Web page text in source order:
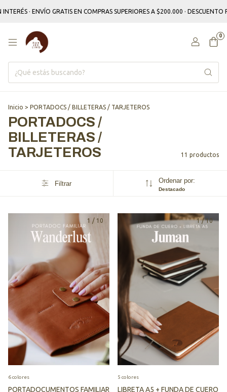
· ENVÍO GRATIS EN COMPRAS SUPERIORES A $200.000 · DESCUENTO
0
Inicio > PORTADOCS / BILLETERAS / TARJETEROS
PORTADOCS /
BILLETERAS /
TARJETEROS
11 productos
Filtrar Ordenar por:
Destacado
1 / 10
PORTADOCUMENTOS FAMILIAR
6 colores
1/10
LIBRETA A5 + FUNDA DE CUERO
5 colores